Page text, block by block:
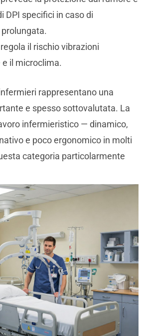
DPI specifici in caso di
il rischio vibrazioni
il microclima.
rappresentano una
e spesso sottovalutata. La
infermieristico — dinamico,
e poco ergonomico in molti
categoria particolarmente